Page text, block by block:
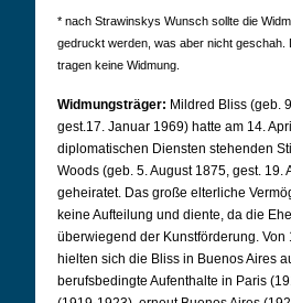
* nach Strawinskys Wunsch sollte die
gedruckt werden, was aber nicht geschah.
tragen keine Widmung.
Widmungsträger: Mildred Bliss (geb.
gest.17. Januar 1969) hatte am 14.
diplomatischen Diensten stehenden
Woods (geb. 5. August 1875, gest. 19.
geheiratet. Das große elterliche
keine Aufteilung und diente, da die
überwiegend der Kunstförderung. Von
hielten sich die Bliss in Buenos Aires
berufsbedingte Aufenthalte in Paris